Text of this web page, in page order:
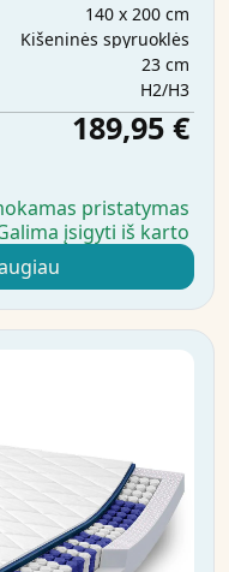
140 x 200 cm
Kišeninės spyruoklės
23 cm
H2/H3
189,95 €
pristatymas
įsigyti iš karto